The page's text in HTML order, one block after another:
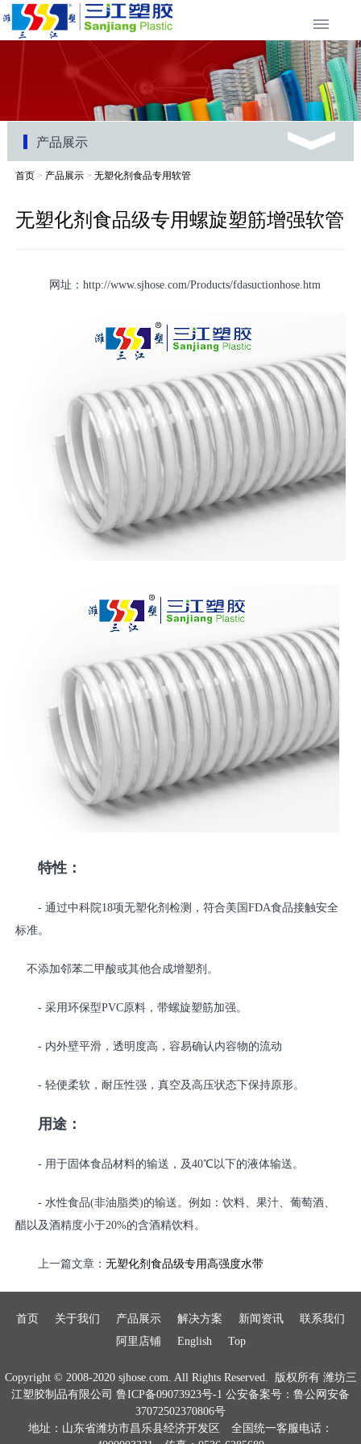
产品展示
首页> 产品展示> 无塑化剂食品专用软管
无塑化剂食品级专用螺旋塑筋增强软管
网址：http://www.sjhose.com/Products/fdasuctionhose.htm
特性：
- 通过中科院18项无塑化剂检测，符合美国FDA食品接触安全
标准。
不添加邻苯二甲酸或其他合成增塑剂。
- 采用环保型PVC原料，带螺旋塑筋加强。
- 内外壁平滑，透明度高，容易确认内容物的流动
- 轻便柔软，耐压性强，真空及高压状态下保持原形。
用途：
- 用于固体食品材料的输送，及40℃以下的液体输送。
- 水性食品(非油脂类)的输送。例如：饮料、果汁、葡萄酒、
醋以及酒精度小于20%的含酒精饮料。
上一篇文章： 无塑化剂食品级专用高强度水带
首页 关于我们 产品展示 解决方案 新闻资讯
联系我们
阿里店铺
English Top
Copyright © 2008-2020 sjhose.com. All Rights Reserved. 版权所有 潍坊三
江塑胶制品有限公司 鲁ICP备09073923号-1 公安备案号：鲁公网安备
37072502370806号
地址：山东省潍坊市昌乐县经济开发区 全国统一客服电话：